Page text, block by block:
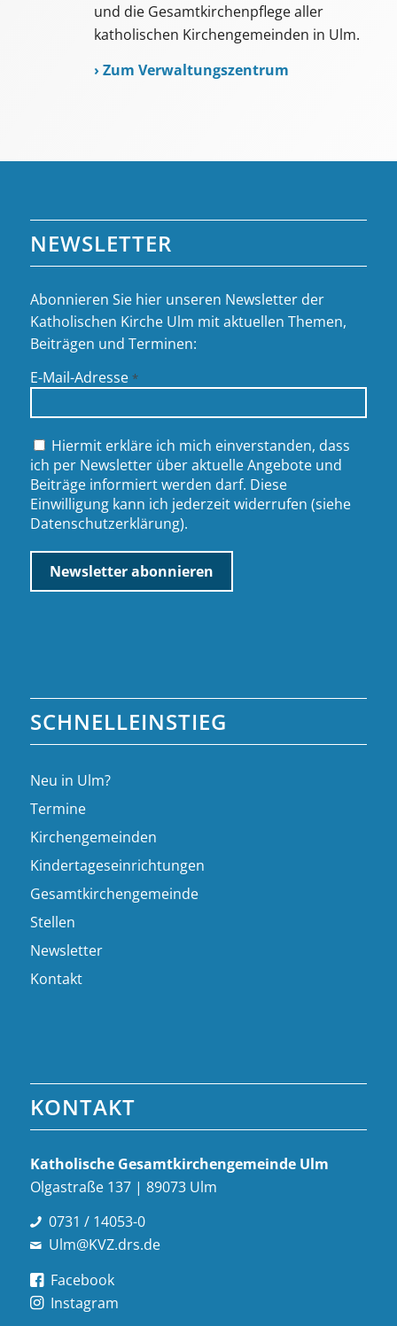
und die Gesamtkirchenpflege aller
katholischen Kirchengemeinden in Ulm.
› Zum Verwaltungszentrum
NEWSLETTER
Abonnieren Sie hier unseren Newsletter der
Katholischen Kirche Ulm mit aktuellen Themen,
Beiträgen und Terminen:
E-Mail-Adresse *
Hiermit erkläre ich mich einverstanden, dass
ich per Newsletter über aktuelle Angebote und
Beiträge informiert werden darf. Diese
Einwilligung kann ich jederzeit widerrufen (siehe
Datenschutzerklärung).
SCHNELLEINSTIEG
Neu in Ulm?
Termine
Kirchengemeinden
Kindertageseinrichtungen
Gesamtkirchengemeinde
Stellen
Newsletter
Kontakt
KONTAKT
Katholische Gesamt­kirchen­gemeinde Ulm
Olgastraße 137 | 89073 Ulm
0731 / 14053-0
Ulm@KVZ.drs.de
Facebook
Instagram